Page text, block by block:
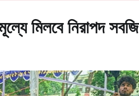
মিলবে নিরাপদ সবজি